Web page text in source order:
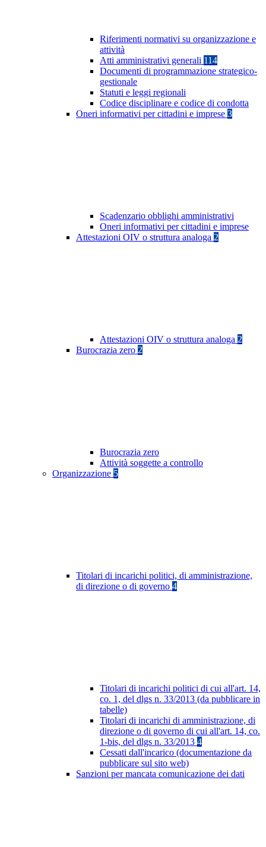
Riferimenti normativi su organizzazione e
attività
Atti amministrativi generali 114
Documenti di programmazione strategico-
gestionale
Statuti e leggi regionali
Codice disciplinare e codice di condotta
Oneri informativi per cittadini e imprese 3
Scadenzario obblighi amministrativi
Oneri informativi per cittadini e imprese
Attestazioni OIV o struttura analoga 2
Attestazioni OIV o struttura analoga 2
Burocrazia zero 2
Burocrazia zero
Attività soggette a controllo
Organizzazione 5
Titolari di incarichi politici, di amministrazione,
di direzione o di governo 4
Titolari di incarichi politici di cui all'art. 14,
co. 1, del dlgs n. 33/2013 (da pubblicare in
tabelle)
Titolari di incarichi di amministrazione, di
direzione o di governo di cui all'art. 14, co.
1-bis, del dlgs n. 33/2013 4
Cessati dall'incarico (documentazione da
pubblicare sul sito web)
Sanzioni per mancata comunicazione dei dati